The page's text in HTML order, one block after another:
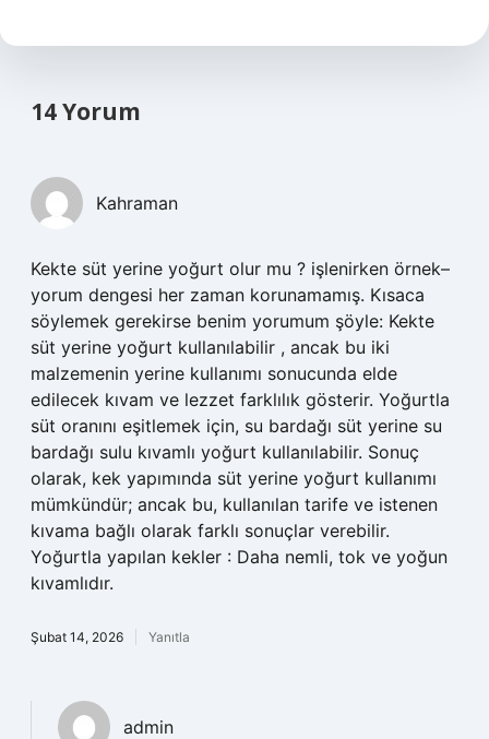
14 Yorum
Kahraman
Kekte süt yerine yoğurt olur mu ? işlenirken örnek–
yorum dengesi her zaman korunamamış. Kısaca
söylemek gerekirse benim yorumum şöyle: Kekte
süt yerine yoğurt kullanılabilir , ancak bu iki
malzemenin yerine kullanımı sonucunda elde
edilecek kıvam ve lezzet farklılık gösterir. Yoğurtla
süt oranını eşitlemek için, su bardağı süt yerine su
bardağı sulu kıvamlı yoğurt kullanılabilir. Sonuç
olarak, kek yapımında süt yerine yoğurt kullanımı
mümkündür; ancak bu, kullanılan tarife ve istenen
kıvama bağlı olarak farklı sonuçlar verebilir.
Yoğurtla yapılan kekler : Daha nemli, tok ve yoğun
kıvamlıdır.
Şubat 14, 2026 Yanıtla
admin